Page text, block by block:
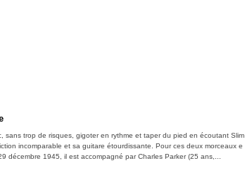
sans trop de risques, gigoter en rythme et taper du pied en écoutant Slim
incomparable et sa guitare étourdissante. Pour ces deux morceaux e
décembre 1945, il est accompagné par Charles Parker (25 ans,...